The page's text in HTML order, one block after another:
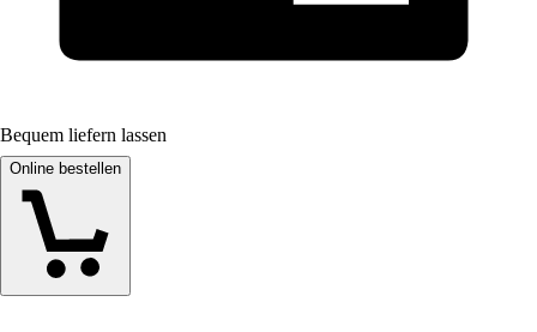
Bequem liefern lassen
Online bestellen